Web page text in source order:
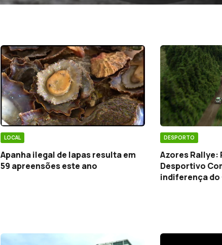
LOCAL
Apanha ilegal de lapas resulta em
59 apreensões este ano
DESPORTO
Azores Rallye:
Desportivo
indiferença do